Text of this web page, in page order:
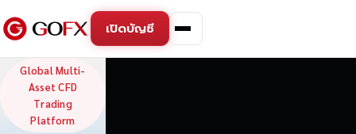
เปิดบัญชี
GoFX — Global Multi-
Global Multi-
Asset CFD
Trading
Platform